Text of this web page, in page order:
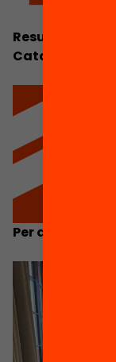
Resum
Catalunya 2026
Per què